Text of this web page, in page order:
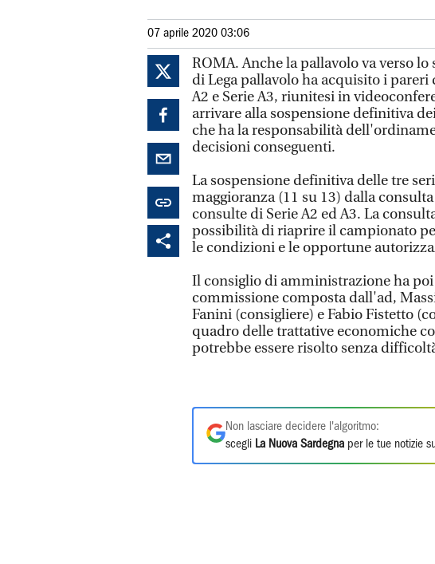
07 aprile 2020 03:06
ROMA. Anche la pallavolo va verso
di Lega pallavolo ha acquisito i pareri
A2 e Serie A3, riunitesi in
arrivare alla sospensione definitiva
che ha la responsabilità
decisioni conseguenti.
La sospensione definitiva delle tre
maggioranza (11 su 13) dalla
consulte di Serie A2 ed A3. La
possibilità di riaprire il campionato
le condizioni e le opportune
Il consiglio di amministrazione ha
commissione composta dall'ad,
Fanini (consigliere) e Fabio Fistetto
quadro delle trattative economiche
potrebbe essere risolto senza
Non lasciare decidere l'algoritmo:
scegli La Nuova Sardegna per le tue notizie